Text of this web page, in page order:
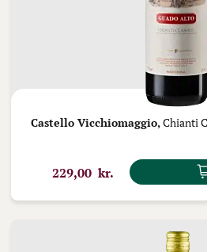
Castello Vicchiomaggio,Chianti
229,00 kr.